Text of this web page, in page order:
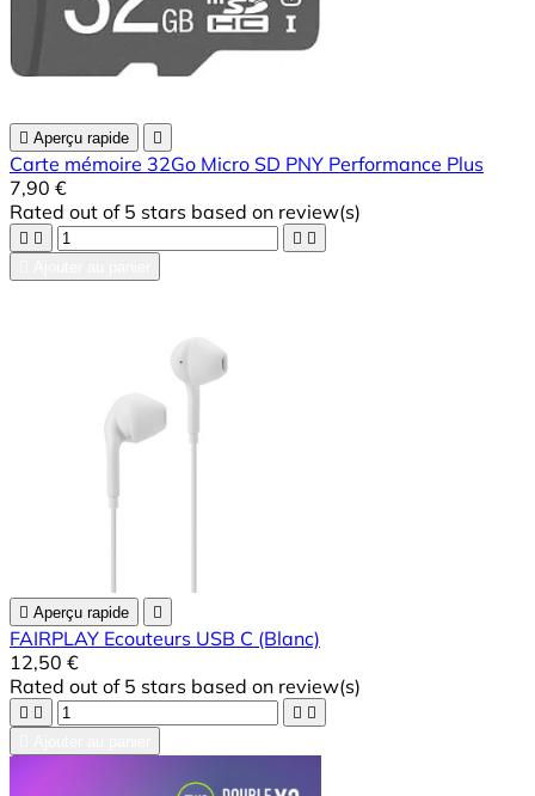
 Aperçu rapide 
Carte mémoire 32Go Micro SD PNY Performance Plus
7,90 €
Rated out of 5 stars based on review(s)
   
 Aperçu rapide 
FAIRPLAY Ecouteurs USB C (Blanc)
12,50 €
Rated out of 5 stars based on review(s)
   